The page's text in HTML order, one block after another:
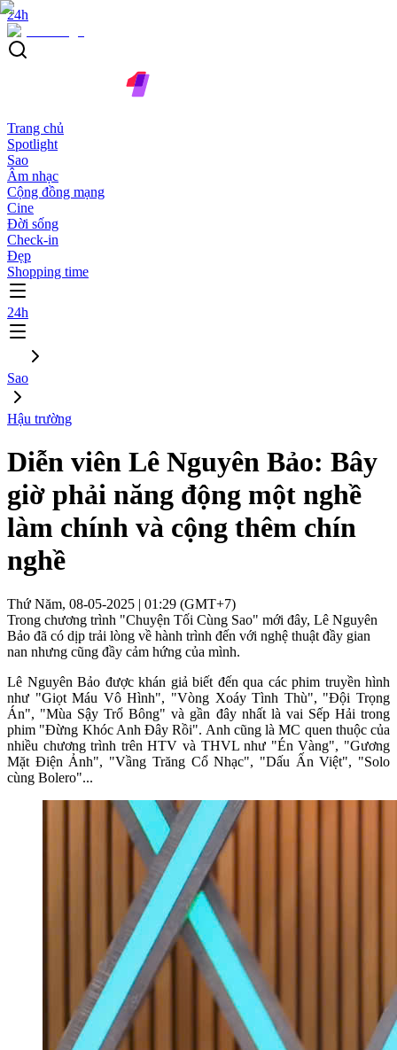
24h
Trang chủ
Spotlight
Sao
Âm nhạc
Cộng đồng mạng
Cine
Đời sống
Check-in
Đẹp
Shopping time
24h
Sao
Hậu trường
Diễn viên Lê Nguyên Bảo: Bây
giờ phải năng động một nghề
làm chính và cộng thêm chín
nghề
Thứ Năm, 08-05-2025 | 01:29 (GMT+7)
Trong chương trình "Chuyện Tối Cùng Sao" mới đây, Lê Nguyên
Bảo đã có dịp trải lòng về hành trình đến với nghệ thuật đầy gian
nan nhưng cũng đầy cảm hứng của mình.
Lê Nguyên Bảo được khán giả biết đến qua các phim truyền hình
như "Giọt Máu Vô Hình", "Vòng Xoáy Tình Thù", "Đội Trọng
Án", "Mùa Sậy Trổ Bông" và gần đây nhất là vai Sếp Hải trong
phim "Đừng Khóc Anh Đây Rồi". Anh cũng là MC quen thuộc của
nhiều chương trình trên HTV và THVL như "Én Vàng", "Gương
Mặt Điện Ảnh", "Vầng Trăng Cổ Nhạc", "Dấu Ấn Việt", "Solo
cùng Bolero"...